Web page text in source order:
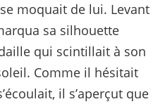
moquait de lui. Levant
sa silhouette
qui scintillait à son
Comme il hésitait
il s’aperçut que